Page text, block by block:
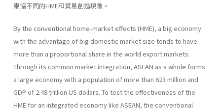
東協不同的HME和貿易創造現象。
By the conventional home-market effects (HME), a big economy
with the advantage of big domestic market size tends to have
more than a proportional share in the world export markets.
Through its common market integration, ASEAN as a whole forms
a large economy with a population of more than 623 million and
GDP of 2.48 trillion US dollars. To test the effectiveness of the
HME for an integrated economy like ASEAN, the conventional